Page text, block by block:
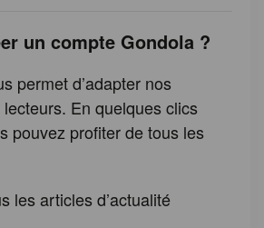
un compte Gondola ?
permet d’adapter nos
En quelques clics
pouvez profiter de tous les
les articles d’actualité